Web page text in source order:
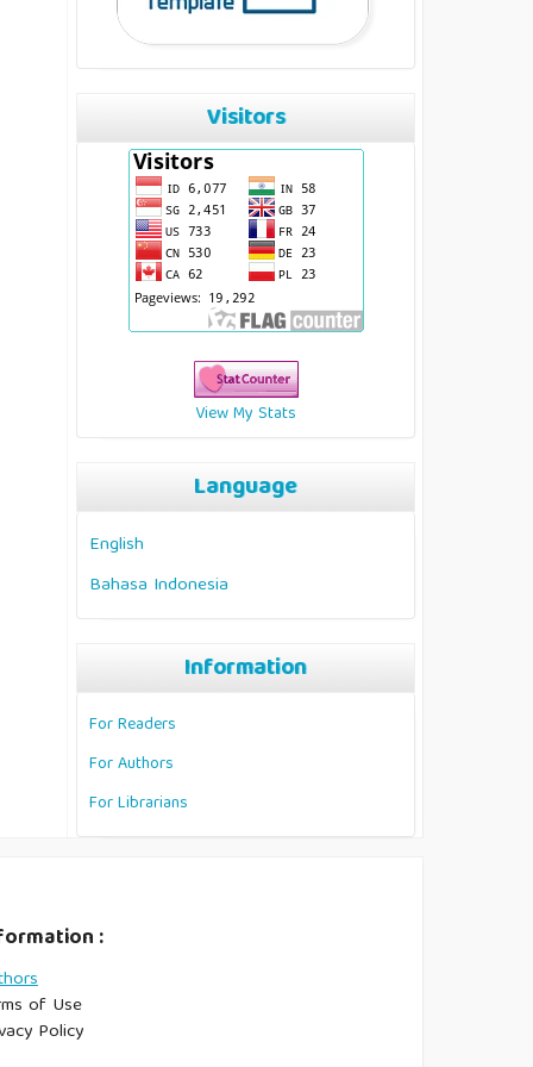
Visitors
View My Stats
Language
English
Bahasa Indonesia
Information
For Readers
For Authors
For Librarians
:
of Use
Policy